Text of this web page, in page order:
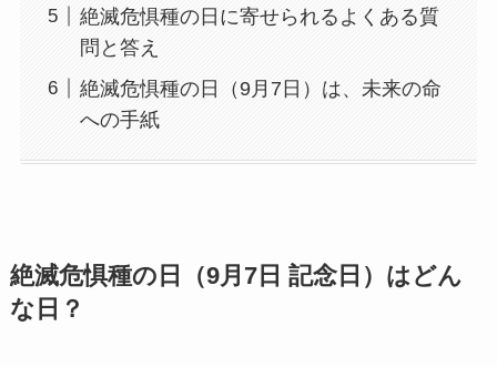
絶滅危惧種の日に寄せられるよくある質
問と答え
絶滅危惧種の日（9月7日）は、未来の命
への手紙
絶滅危惧種の日（9月7日 記念日）はどん
な日？